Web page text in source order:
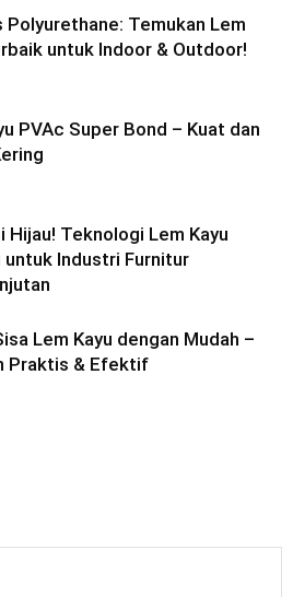
Polyurethane: Temukan Lem
untuk Indoor & Outdoor!
PVAc Super Bond – Kuat dan
Hijau! Teknologi Lem Kayu
untuk Industri Furnitur
Lem Kayu dengan Mudah –
Praktis & Efektif